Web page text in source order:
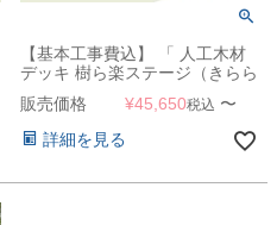
【基本工事費込】 「 人工木材
デッキ 樹ら楽ステージ（きらら
ステージ） 簡易ステップ（階
段） 1段・2段 」 【滋賀・京
都・大阪のみ対応可能】【本体
と同時注文のみ対応可】
販売価格 ¥45,650税込 〜
詳細を見る